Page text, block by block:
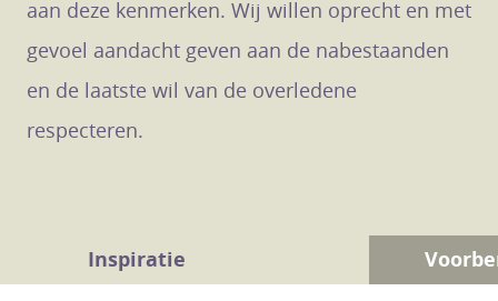
aan deze kenmerken. Wij willen oprecht en met
gevoel aandacht geven aan de nabestaanden
en de laatste wil van de overledene
respecteren.
Inspiratie